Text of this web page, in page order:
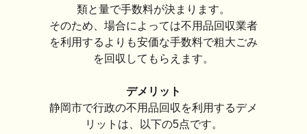
類と量で手数料が決まります。
そのため、場合によっては不用品回収業者
を利用するよりも安価な手数料で粗大ごみ
を回収してもらえます。
デメリット
静岡市で行政の不用品回収を利用するデメ
リットは、以下の5点です。